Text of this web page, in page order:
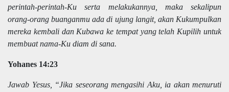
perintah-perintah-Ku serta melakukannya, maka sekalipun
orang-orang buanganmu ada di ujung langit, akan Kukumpulkan
mereka kembali dan Kubawa ke tempat yang telah Kupilih untuk
membuat nama-Ku diam di sana.
Yohanes 14:23
Jawab Yesus, “Jika seseorang mengasihi Aku, ia akan menuruti